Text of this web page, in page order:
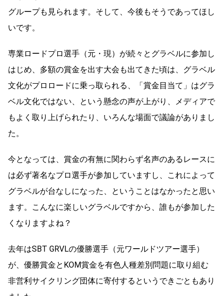
グループも見られます。そして、今後もそうであってほし
いです。
専業ロードプロ選手（元・現）が続々とグラベルに参加し
はじめ、多額の賞金を出す大会も出てきた頃は、グラベル
文化がプロロードに乗っ取られる、「賞金目当て」はグラ
ベル文化ではない、という懸念の声が上がり、メディアで
もよく取り上げられたり、いろんな場面で議論がありまし
た。
今となっては、賞金の有無に関わらず名声のあるレースに
は必ず著名なプロ選手が参加していますし、これによって
グラベルが台なしになった、ということはなかったと思い
ます。こんなに楽しいグラベルですから、誰もが参加した
くなりますよね？
去年はSBT GRVLの優勝選手（元ワールドツアー選手）
が、優勝賞金とKOM賞金を有色人種差別問題に取り組む
非営利サイクリング団体に寄付するというできごともあり